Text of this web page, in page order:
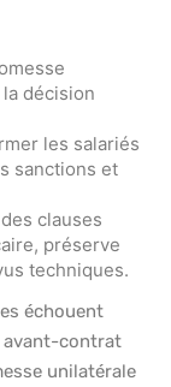
décision
les salariés
sanctions et
clauses
préserve
techniques.
échouent
avant-contrat
unilatérale